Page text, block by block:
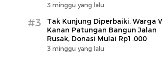
3 minggu yang lalu
#3
Tak Kunjung Diperbaiki, Warga
Kanan Patungan Bangun Jalan
Rusak, Donasi Mulai Rp1.000
3 minggu yang lalu